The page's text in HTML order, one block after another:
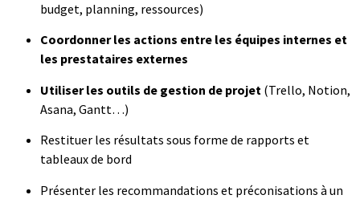
budget, planning, ressources)
Coordonner les actions entre les équipes internes et
les prestataires externes
Utiliser les outils de gestion de projet (Trello, Notion,
Asana, Gantt…)
Restituer les résultats sous forme de rapports et
tableaux de bord
Présenter les recommandations et préconisations à un